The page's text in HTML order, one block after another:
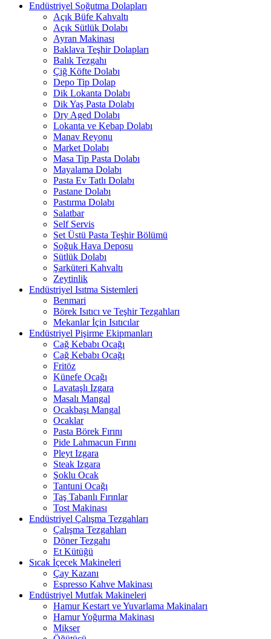
Endüstriyel Soğutma Dolapları
Açık Büfe Kahvaltı
Açık Sütlük Dolabı
Ayran Makinası
Baklava Teşhir Dolapları
Balık Tezgahı
Çiğ Köfte Dolabı
Depo Tip Dolap
Dik Lokanta Dolabı
Dik Yaş Pasta Dolabı
Dry Aged Dolabı
Lokanta ve Kebap Dolabı
Manav Reyonu
Market Dolabı
Masa Tip Pasta Dolabı
Mayalama Dolabı
Pasta Ev Tatlı Dolabı
Pastane Dolabı
Pastırma Dolabı
Salatbar
Self Servis
Set Üstü Pasta Teşhir Bölümü
Soğuk Hava Deposu
Sütlük Dolabı
Şarküteri Kahvaltı
Zeytinlik
Endüstriyel Isıtma Sistemleri
Benmari
Börek Isıtıcı ve Teşhir Tezgahları
Mekanlar İçin Isıtıcılar
Endüstriyel Pişirme Ekipmanları
Cağ Kebabı Ocağı
Cağ Kebabı Ocağı
Fritöz
Künefe Ocağı
Lavataşlı Izgara
Masalı Mangal
Ocakbaşı Mangal
Ocaklar
Pasta Börek Fırını
Pide Lahmacun Fırını
Pleyt Izgara
Steak Izgara
Şoklu Ocak
Tantuni Ocağı
Taş Tabanlı Fırınlar
Tost Makinası
Endüstriyel Çalışma Tezgahları
Çalışma Tezgahları
Döner Tezgahı
Et Kütüğü
Sıcak İçecek Makineleri
Çay Kazanı
Espresso Kahve Makinası
Endüstriyel Mutfak Makineleri
Hamur Kestart ve Yuvarlama Makinaları
Hamur Yoğurma Makinası
Mikser